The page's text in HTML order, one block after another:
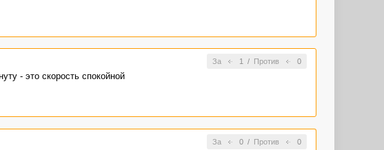
За 1 / Против 0
- это скорость спокойной
За 0/ Против 0